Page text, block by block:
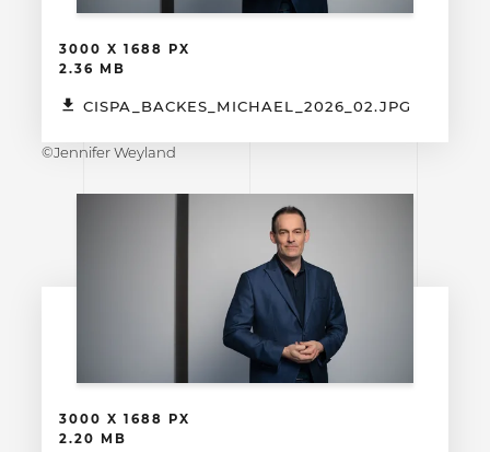
3000 X 1688 PX
2.36 MB
CISPA_BACKES_MICHAEL_2026_02.JPG
©Jennifer Weyland
3000 X 1688 PX
2.20 MB